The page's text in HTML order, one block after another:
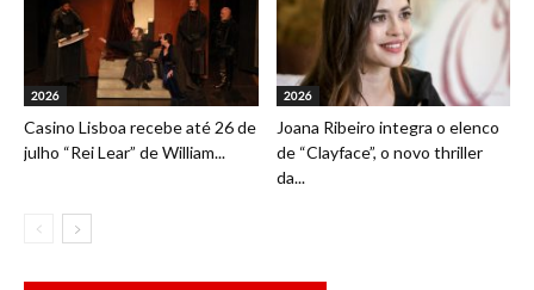
2026
Casino Lisboa recebe até 26 de
julho “Rei Lear” de William...
2026
Joana Ribeiro integra o elenco
de “Clayface”, o novo thriller
da...